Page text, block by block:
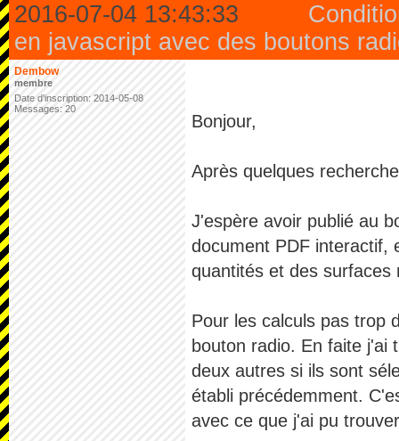
2016-07-04 13:43:33
en javascript avec des boutons
Dembow
membre
Date d'inscription: 2014-05-08
Messages: 20
Bonjour,
Après quelques
J'espère avoir publié au
document PDF interactif,
quantités et des surfaces
Pour les calculs pas trop
bouton radio. En faite j'ai
deux autres si ils sont
établi précédemment.
avec ce que j'ai pu